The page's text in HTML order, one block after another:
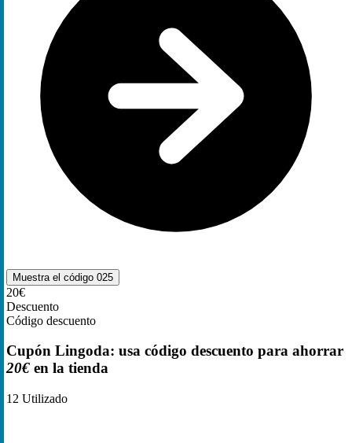
Muestra el código 025
20€
Descuento
Código descuento
Cupón Lingoda: usa código descuento para ahorrar
20€ en la tienda
12 Utilizado